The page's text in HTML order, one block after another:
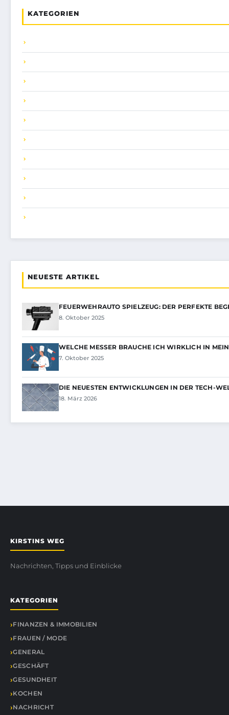
KATEGORIEN
NEUESTE ARTIKEL
FEUERWEHRAUTO SPIELZEUG: DER PERFEKTE
8. Oktober 2025
WELCHE MESSER BRAUCHE ICH WIRKLICH IN
7. Oktober 2025
DIE NEUESTEN ENTWICKLUNGEN IN DER TECH-
18. März 2026
KIRSTINS WEG
Nachrichten, Tipps und Einblicke
KATEGORIEN
FINANZEN & IMMOBILIEN
FRAUEN / MODE
GENERAL
GESCHÄFT
GESUNDHEIT
KOCHEN
NACHRICHT